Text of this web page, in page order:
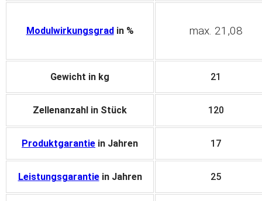
Modulwirkungsgradin % max. 21,08
Gewicht in kg 21
Zellenanzahl in Stück 120
Produktgarantie in Jahren 17
Leistungsgarantiein Jahren 25